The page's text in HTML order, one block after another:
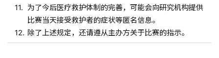
为了今后医疗救护体制的完善，可能会向研究机构提供
比赛当天接受救护者的症状等匿名信息。
除了上述规定，还请遵从主办方关于比赛的指示。